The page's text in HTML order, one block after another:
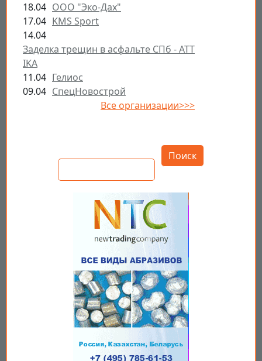
18.04 ООО "Эко-Дах"
17.04 KMS Sport
14.04
Заделка трещин в асфальте СПб - ATT
IKA
11.04 Гелиос
09.04 СпецНовострой
Все организации>>>